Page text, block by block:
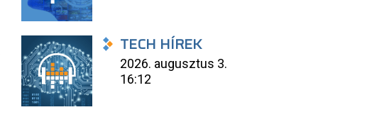
TECH HÍREK
2026. augusztus 3.
16:12